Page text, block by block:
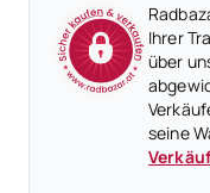
Ihrer
über
seine